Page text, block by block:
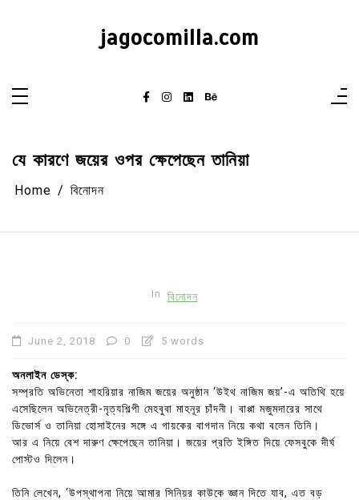
jagocomilla.com
যে কারণে জয়ের ওপর ক্ষেপেছেন তানিয়া
Home বিনোদন
In বিনোদন
June 2, 2018 0 5 words
অনলাইন ডেস্ক:
সম্প্রতি অভিনেতা শাহরিয়ার নাজিম জয়ের অনুষ্ঠান ‘উইথ নাজিম জয়’-এ অতিথি হয়ে
এসেছিলেন অভিনেত্রী-নৃত্যশিল্পী মেহবুবা মাহনূর চাঁদনী। বাপ্পা মজুমদারের সাথে
ডিভোর্স ও তানিয়া হোসাইনের সঙ্গে এ গায়কের বাগদান নিয়ে কথা বলেন তিনি।
আর এ নিয়ে বেশ দারুণ ক্ষেপেছেন তানিয়া। জয়ের প্রতি ইঙ্গিত দিয়ে ফেসবুকে দীর্ঘ
পোস্টও দিলেন।
তিনি লেখেন, ‘উপস্থাপনা নিয়ে আমার সিনিয়র কাউকে জ্ঞান দিতে যাব, এত বড়